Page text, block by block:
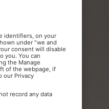
identifiers, on your
under "we and
consent will disable
you. You can
the Manage
of the webpage, if
our Privacy
record any data